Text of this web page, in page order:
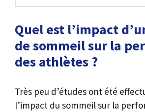
Quel est l’impact
de sommeil sur la
des athlètes ?
Très peu d’études ont été
l’impact du sommeil sur la